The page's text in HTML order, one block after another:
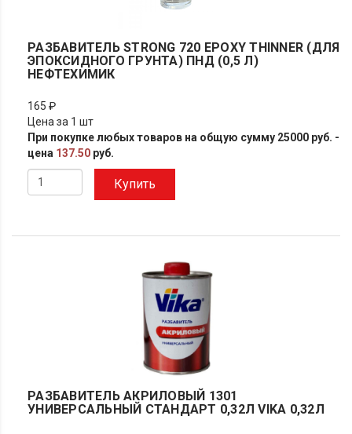
РАЗБАВИТЕЛЬ STRONG 720 EPOXY THINNER (ДЛЯ
ЭПОКСИДНОГО ГРУНТА) ПНД (0,5 Л)
НЕФТЕХИМИК
165 ₽
Цена за 1 шт
При покупке любых товаров на общую сумму 25000 руб. -
цена 137.50 руб.
Купить
РАЗБАВИТЕЛЬ АКРИЛОВЫЙ 1301
УНИВЕРСАЛЬНЫЙ СТАНДАРТ 0,32Л VIKA 0,32Л